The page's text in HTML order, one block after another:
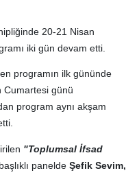
20-21 Nisan
iki gün devam etti.
programın ilk gününde
Cumartesi günü
program aynı akşam
"Toplumsal İfsad
başlıklı panelde Şefik Sevim,